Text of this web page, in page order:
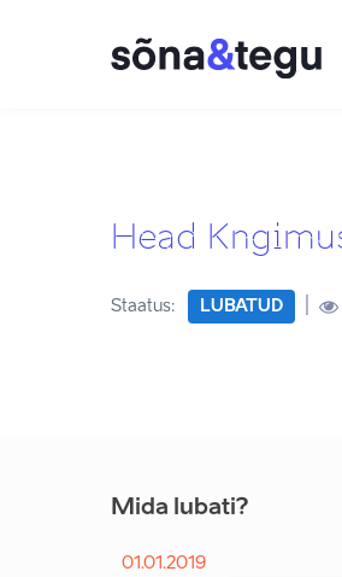
Head
Staatus: LUBATUD
Mida lubati?
01.01.2019